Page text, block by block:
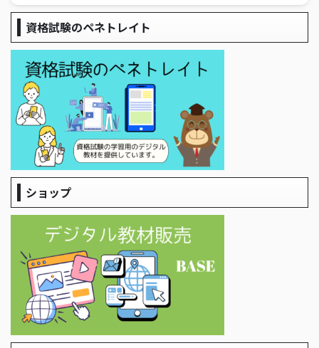
資格試験のペネトレイト
ショップ